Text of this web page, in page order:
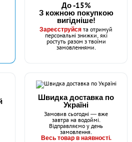
В наявності
Маг: 9 шт Базар: 7 шт
16 шт.
RED FK-10006R № 4
До -15%
З кожною покупкою
вигідніше!
Зареєструйся та отримуй
персональні знижки, які
ростуть разом з твоїми
замовленнями.
Швидка доставка по
Україні
Замовив сьогодні — вже
завтра на водоймі.
Відправляємо у день
замовлення.
Весь товар в наявності.